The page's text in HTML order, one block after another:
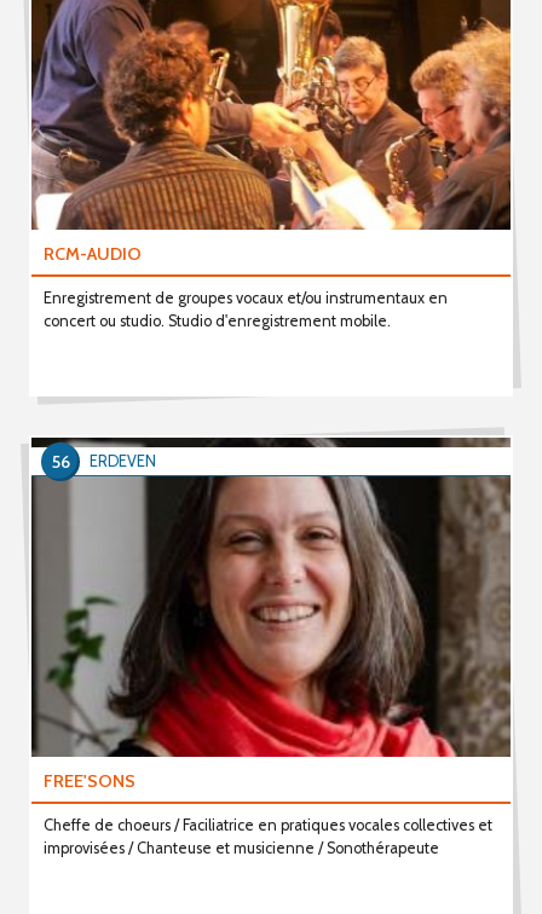
RCM-AUDIO
Enregistrement de groupes vocaux et/ou instrumentaux en
concert ou studio. Studio d'enregistrement mobile.
FREE'SONS
Cheffe de choeurs / Faciliatrice en pratiques vocales collectives et
improvisées / Chanteuse et musicienne / Sonothérapeute
ERDEVEN
56